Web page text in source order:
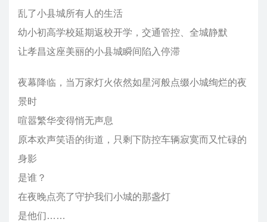
乱了小县城所有人的生活
幼小初高学校延期返校开学，交通管控、全城静默
让孝昌这座美丽的小县城瞬间陷入停滞
夜幕降临，当万家灯火依然如星河般点缀小城绚烂的夜
景时
喧嚣繁华变得悄无声息
原本欢声笑语的街道，只剩下防控车辆寂寞而又忙碌的
身影
是谁？
在夜晚点亮了守护我们小城的那盏灯
是他们……